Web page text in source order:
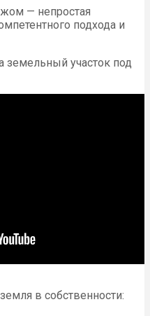
— непростая
подхода и
земельный участок под
в собственности: